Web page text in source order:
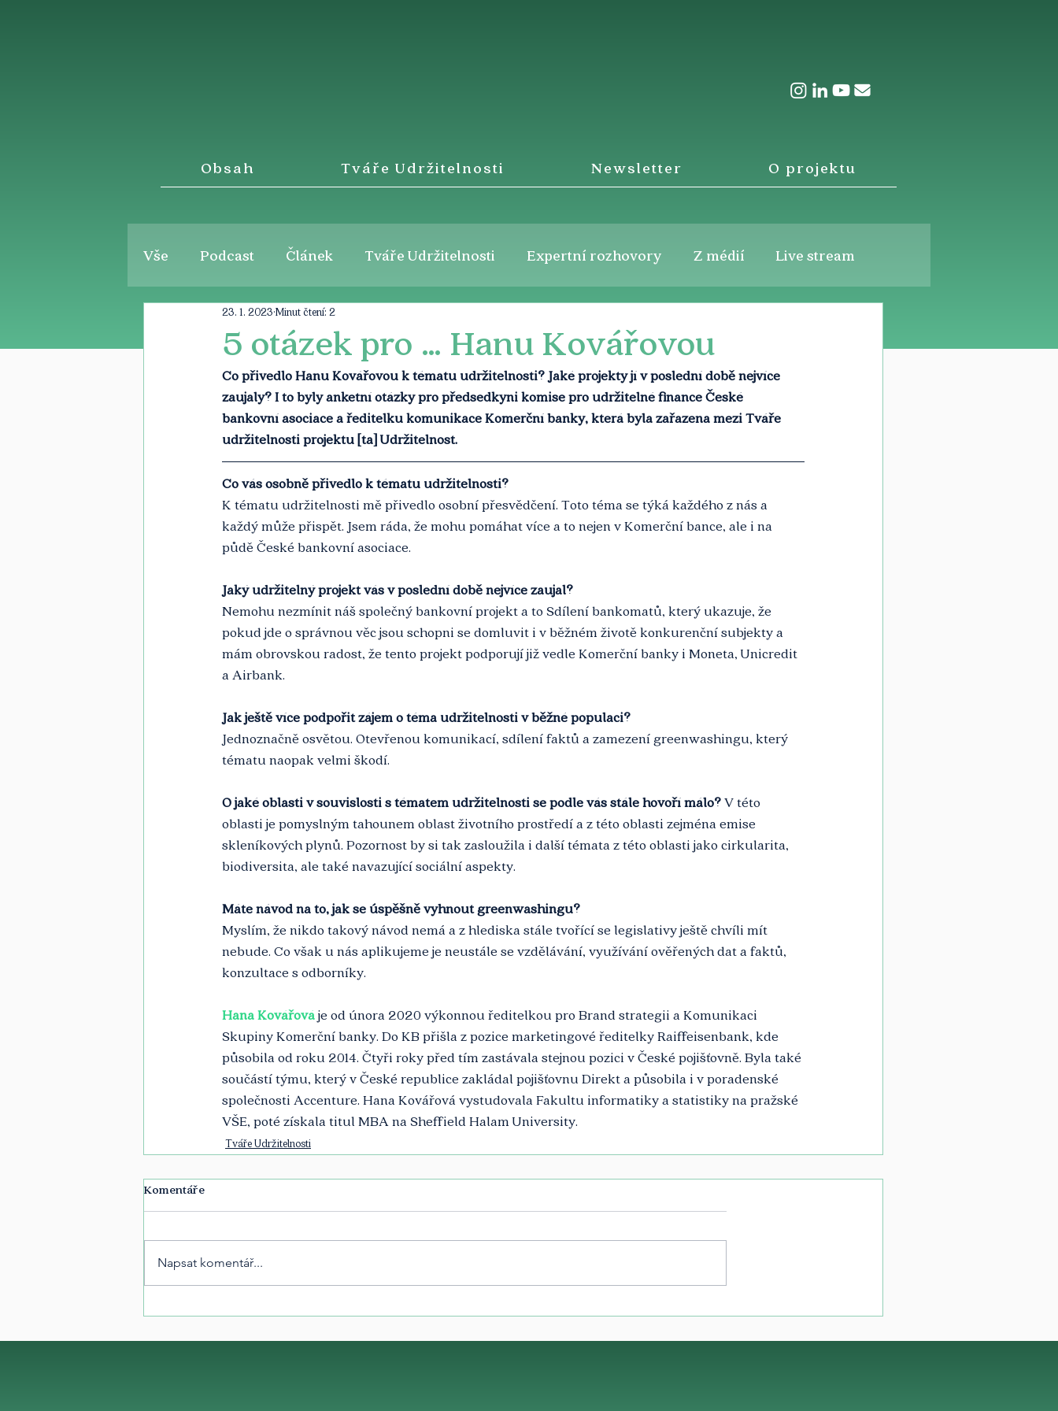
Obsah Tváře Udržitelnosti Newsletter O projektu
Vše Podcast Článek Tváře Udržitelnosti Expertní rozhovory Z médií Live stream
5 otázek pro … Hanu Kovářovou
23. 1. 2023 Minut čtení: 2
Co přivedlo Hanu Kovářovou k tématu udržitelnosti? Jaké projekty jí v poslední době nejvíce
zaujaly? I to byly anketní otázky pro předsedkyni komise pro udržitelné finance České
bankovní asociace a ředitelku komunikace Komerční banky, která byla zařazena mezi Tváře
udržitelnosti projektu [ta] Udržitelnost.
Co vás osobně přivedlo k tématu udržitelnosti?
K tématu udržitelnosti mě přivedlo osobní přesvědčení. Toto téma se týká každého z nás a
každý může přispět. Jsem ráda, že mohu pomáhat více a to nejen v Komerční bance, ale i na
půdě České bankovní asociace.
Jaký udržitelný projekt vás v poslední době nejvíce zaujal?
Nemohu nezmínit náš společný bankovní projekt a to Sdílení bankomatů, který ukazuje, že
pokud jde o správnou věc jsou schopni se domluvit i v běžném životě konkurenční subjekty a
mám obrovskou radost, že tento projekt podporují již vedle Komerční banky i Moneta, Unicredit
a Airbank.
Jak ještě více podpořit zájem o téma udržitelnosti v běžné populaci?
Jednoznačně osvětou. Otevřenou komunikací, sdílení faktů a zamezení greenwashingu, který
tématu naopak velmi škodí.
O jaké oblasti v souvislosti s tématem udržitelnosti se podle vás stále hovoří málo? V této
oblasti je pomyslným tahounem oblast životního prostředí a z této oblasti zejména emise
skleníkových plynů. Pozornost by si tak zasloužila i další témata z této oblasti jako cirkularita,
biodiversita, ale také navazující sociální aspekty.
Máte návod na to, jak se úspěšně vyhnout greenwashingu?
Myslím, že nikdo takový návod nemá a z hlediska stále tvořící se legislativy ještě chvíli mít
nebude. Co však u nás aplikujeme je neustále se vzdělávání, využívání ověřených dat a faktů,
konzultace s odborníky.
Hana Kovářováje od února 2020 výkonnou ředitelkou pro Brand strategii a Komunikaci
Skupiny Komerční banky. Do KB přišla z pozice marketingové ředitelky Raiffeisenbank, kde
působila od roku 2014. Čtyři roky před tím zastávala stejnou pozici v České pojišťovně. Byla také
součástí týmu, který v České republice zakládal pojišťovnu Direkt a působila i v poradenské
společnosti Accenture. Hana Kovářová vystudovala Fakultu informatiky a statistiky na pražské
VŠE, poté získala titul MBA na Sheffield Halam University.
Tváře Udržitelnosti
Komentáře
Napsat komentář...